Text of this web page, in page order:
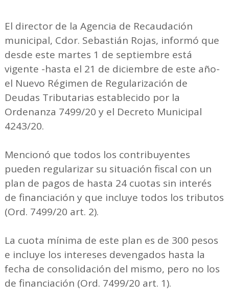
El director de la Agencia de Recaudación
municipal, Cdor. Sebastián Rojas, informó que
desde este martes 1 de septiembre está
vigente -hasta el 21 de diciembre de este año-
el Nuevo Régimen de Regularización de
Deudas Tributarias establecido por la
Ordenanza 7499/20 y el Decreto Municipal
4243/20.
Mencionó que todos los contribuyentes
pueden regularizar su situación fiscal con un
plan de pagos de hasta 24 cuotas sin interés
de financiación y que incluye todos los tributos
(Ord. 7499/20 art. 2).
La cuota mínima de este plan es de 300 pesos
e incluye los intereses devengados hasta la
fecha de consolidación del mismo, pero no los
de financiación (Ord. 7499/20 art. 1).